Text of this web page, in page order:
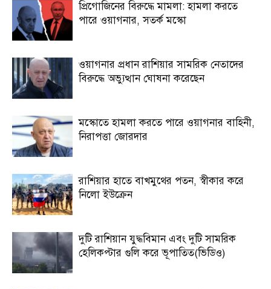
প্রিগোজিনের বিরুদ্ধে মামলা: হামলা করতে
পারে ওয়াগনার, সতর্ক মস্কো
ওয়াগনার প্রধান রাশিয়ার সামরিক নেতাদের
বিরুদ্ধে অভ্যুত্থান ঘোষনা করেছেন
মস্কোতে হামলা করতে পারে ওয়াগনার বাহিনী,
নিরাপত্তা জোরদার
রাশিয়ার হাতে বাখমুথের পতন, স্বীকার করে
নিলো ইউক্রেন
দুটি রাশিয়ান যুদ্ধবিমান এবং দুটি সামরিক
হেলিকপ্টার গুলি করে ভূপাতিত(ভিডিও)